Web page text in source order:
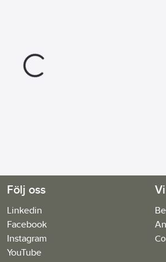
Följ oss
Linkedin
Facebook
Instagram
YouTube